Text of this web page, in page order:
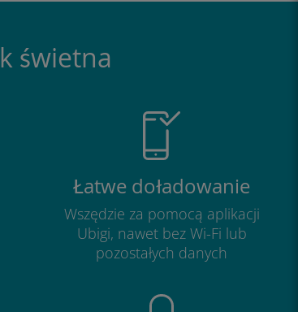
świetna
Łatwe doładowanie
Wszędzie za pomocą aplikacji
Ubigi, nawet bez Wi-Fi lub
pozostałych danych